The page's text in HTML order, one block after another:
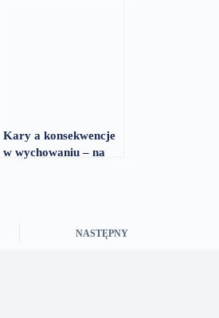
Kary a konsekwencje
w wychowaniu – na
NASTĘPNY